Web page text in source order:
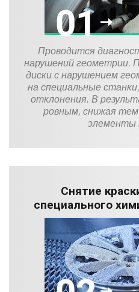
Проводится
нарушений геометрии.
диски с нарушением
на специальные
отклонения. В
ровным, снижая тем
элементы
Снятие
специального